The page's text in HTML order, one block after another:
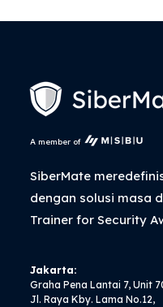
A member of
SiberMate
dengan solusi masa
Trainerfor Security
Jakarta:
Graha Pena Lantai 7, Unit
Jl. Raya Kby. Lama No.12,